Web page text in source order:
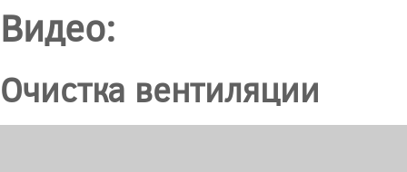
Видео:
Очистка вентиляции